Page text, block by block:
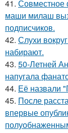
41. Совместное
маши милаш
подписчиков.
42. Слухи
набирают.
43. 50-Летней
напугала
44. Её назвали
45. После
впервые